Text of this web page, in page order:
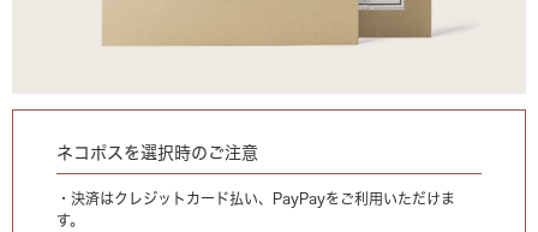
ネコポスを選択時のご注意
・決済はクレジットカード払い、PayPayをご利用いただけま
す。